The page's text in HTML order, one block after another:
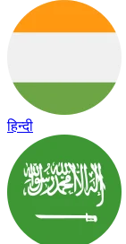
हिन्दी